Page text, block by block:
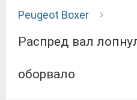
Peugeot Boxer
распред вал лопнул когда ремень
оборвало